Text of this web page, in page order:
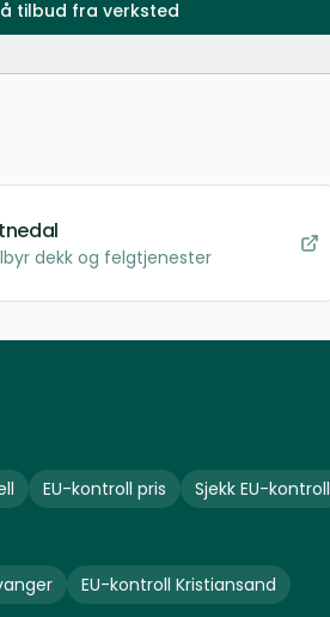
tilbud fra verksted
dekk og felgtjenester
EU-kontroll pris Sjekk EU-kontroll
EU-kontroll Kristiansand